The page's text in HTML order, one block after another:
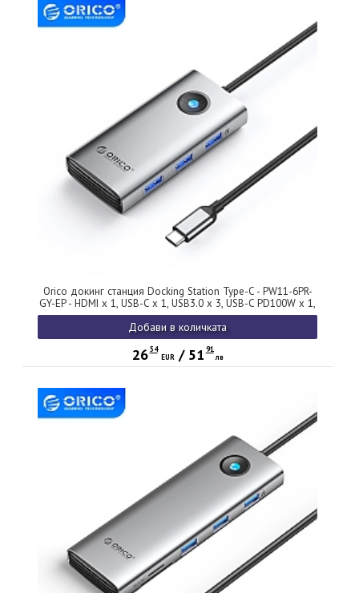
Orico докинг станция Docking Station Type-C - PW11-6PR-
GY-EP - HDMI x 1, USB-C x 1, USB3.0 x 3, USB-C PD100W x 1,
LAN x 1 (1Gbps)
Добави в количката
26 54
EUR/ 51 91
лв